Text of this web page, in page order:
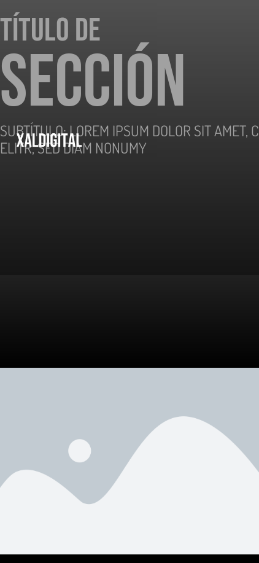
Título de
Sección
SUBTÍTULO: LOREM IPSUM DOLOR SIT AMET,
ELITR, SED DIAM NONUMY